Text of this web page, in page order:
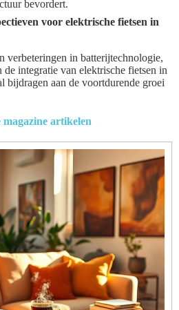
bevordert.
voor elektrische fietsen in
verbeteringen in batterijtechnologie,
de integratie van elektrische fietsen in
bijdragen aan de voortdurende groei
magazine artikelen